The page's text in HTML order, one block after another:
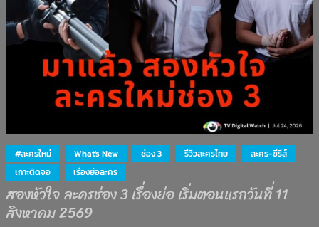
#ละครใหม่ What's New ช่อง 3 รีวิวละครไทย
ละคร-ซีรีส์
เกาะติดจอ
เรื่องย่อละคร
สองหัวใจ ละครช่อง 3 เรื่องย่อ เริ่มตอนแรกวันที่ 11
สิงหาคม 2569